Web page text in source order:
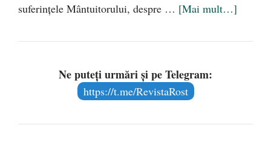
suferinţele Mântuitorului, despre … [Mai mult…]
Ne puteți urmări și pe Telegram:
https://t.me/RevistaRost